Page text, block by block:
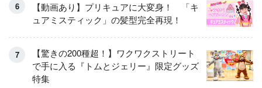
【動画あり】プリキュアに大変身！ 「キ
ュアミスティック」の髪型完全再現！
【驚きの200種超！】ワクワクストリート
で手に入る『トムとジェリー』限定グッズ
特集